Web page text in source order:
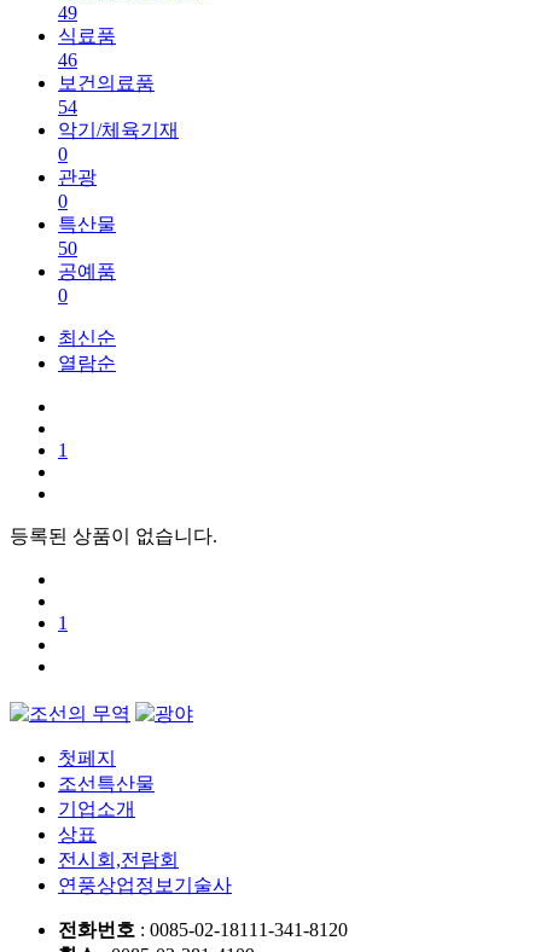
49
식료품
46
보건의료품
54
악기/체육기재
0
관광
0
특산물
50
공예품
0
최신순
열람순
1
등록된 상품이 없습니다.
1
첫페지
조선특산물
기업소개
상표
전시회,전람회
연풍상업정보기술사
전화번호 : 0085-02-18111-341-8120